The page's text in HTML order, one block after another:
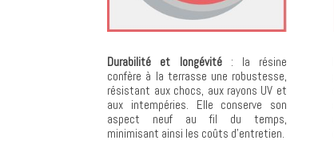
Durabilité et longévité: la résine
confère à la terrasse une robustesse,
résistant aux chocs, aux rayons UV et
aux intempéries. Elle conserve son
aspect neuf au fil du temps,
minimisant ainsi les coûts d’entretien.